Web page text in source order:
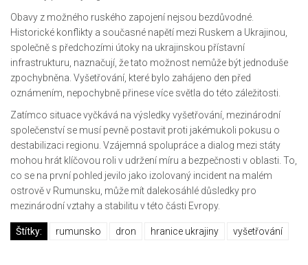
Obavy z možného ruského zapojení nejsou bezdůvodné.
Historické konflikty a současné napětí mezi Ruskem a Ukrajinou,
společně s předchozími útoky na ukrajinskou přístavní
infrastrukturu, naznačují, že tato možnost nemůže být jednoduše
zpochybněna. Vyšetřování, které bylo zahájeno den před
oznámením, nepochybně přinese více světla do této záležitosti.
Zatímco situace vyčkává na výsledky vyšetřování, mezinárodní
společenství se musí pevně postavit proti jakémukoli pokusu o
destabilizaci regionu. Vzájemná spolupráce a dialog mezi státy
mohou hrát klíčovou roli v udržení míru a bezpečnosti v oblasti. To,
co se na první pohled jevilo jako izolovaný incident na malém
ostrově v Rumunsku, může mít dalekosáhlé důsledky pro
mezinárodní vztahy a stabilitu v této části Evropy.
Štítky: rumunsko dron hranice ukrajiny vyšetřování